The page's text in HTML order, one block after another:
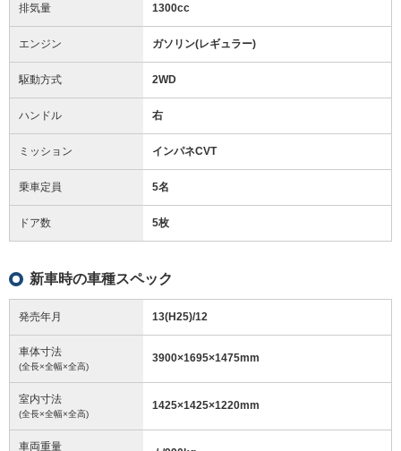
排気量 1300cc
エンジン ガソリン(レギュラー)
駆動方式 2WD
ハンドル 右
ミッション インパネCVT
乗車定員 5名
ドア数 5枚
新車時の車種スペック
発売年月 13(H25)/12
車体寸法
(全長×全幅×全高)
3900×1695×1475mm
室内寸法
(全長×全幅×全高)
1425×1425×1220mm
車両重量